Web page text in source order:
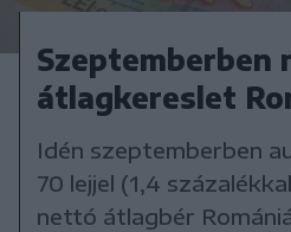
Szeptemberben
átlagkereslet
Idén szeptemberben
70 lejjel (1,4
nettó átlagbér